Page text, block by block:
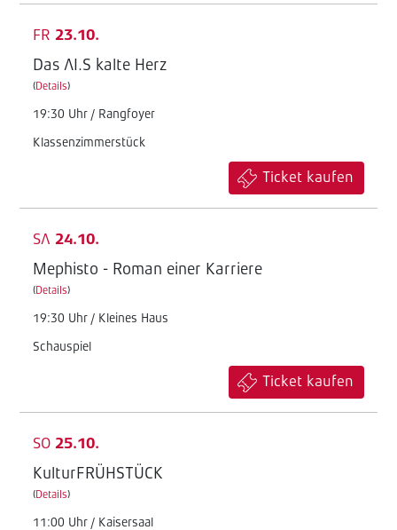
FR 23.10.
Das AI.S kalte Herz
(Details)
19:30 Uhr / Rangfoyer
Klassenzimmerstück
Ticket kaufen
SA 24.10.
Mephisto - Roman einer Karriere
(Details)
19:30 Uhr / Kleines Haus
Schauspiel
Ticket kaufen
SO 25.10.
KulturFRÜHSTÜCK
(Details)
11:00 Uhr / Kaisersaal